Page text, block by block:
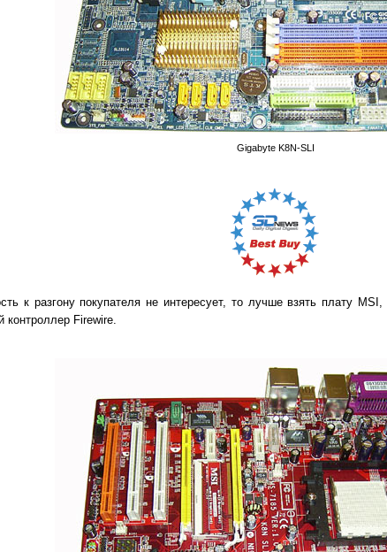
Gigabyte K8N-SLI
к разгону покупателя не интересует, то лучше взять плату
контроллер Firewire.